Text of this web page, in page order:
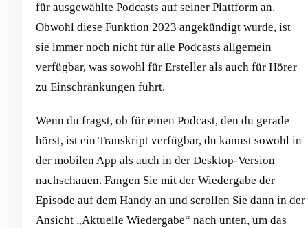
für ausgewählte Podcasts auf seiner Plattform an.
Obwohl diese Funktion 2023 angekündigt wurde, ist
sie immer noch nicht für alle Podcasts allgemein
verfügbar, was sowohl für Ersteller als auch für Hörer
zu Einschränkungen führt.
Wenn du fragst, ob für einen Podcast, den du gerade
hörst, ist ein Transkript verfügbar, du kannst sowohl in
der mobilen App als auch in der Desktop-Version
nachschauen. Fangen Sie mit der Wiedergabe der
Episode auf dem Handy an und scrollen Sie dann in der
Ansicht „Aktuelle Wiedergabe“ nach unten, um das